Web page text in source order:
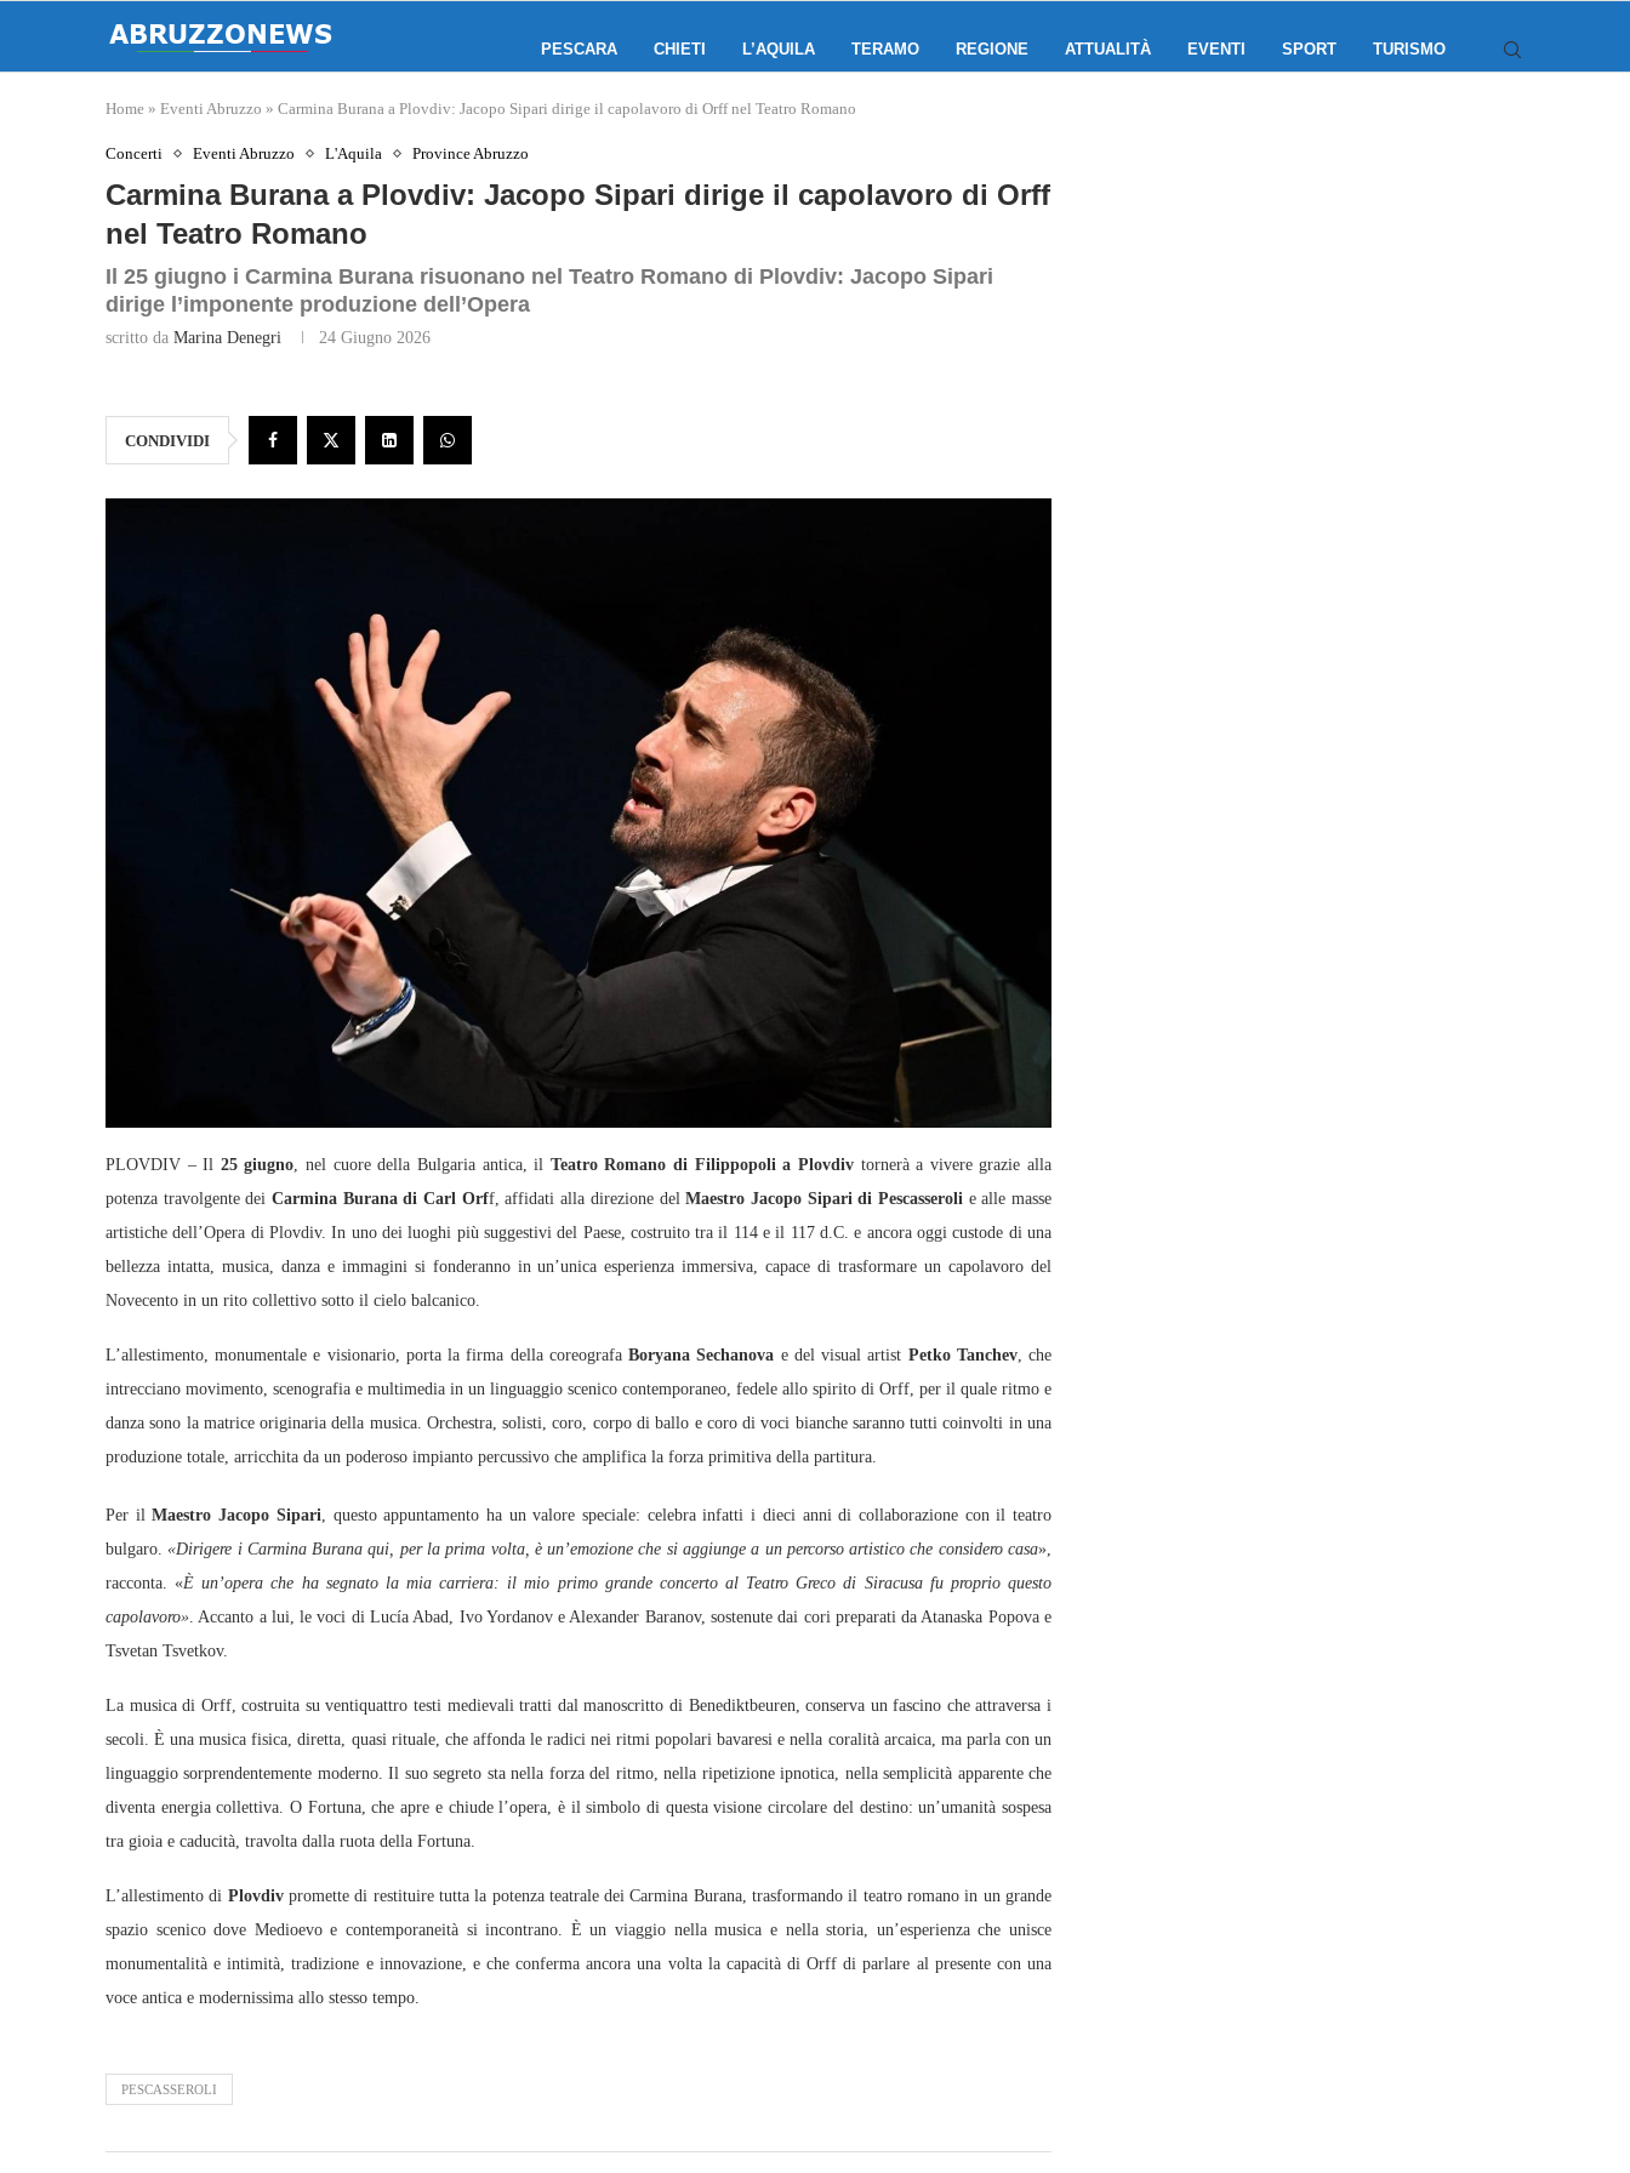
PESCARA CHIETI L’AQUILA TERAMO REGIONE ATTUALITÀ EVENTI SPORT TURISMO
Home » Eventi Abruzzo » Carmina Burana a Plovdiv: Jacopo Sipari dirige il capolavoro di Orff nel Teatro Romano
Concerti Eventi Abruzzo L'Aquila Province Abruzzo
Carmina Burana a Plovdiv: Jacopo Sipari dirige il capolavoro di Orff
nel Teatro Romano
Il 25 giugno i Carmina Burana risuonano nel Teatro Romano di Plovdiv: Jacopo Sipari
dirige l’imponente produzione dell’Opera
scritto da Marina Denegri 24 Giugno 2026
CONDIVIDI
PLOVDIV – Il 25 giugno, nel cuore della Bulgaria antica, il Teatro Romano di Filippopoli a Plovdivtornerà a vivere grazie alla
potenza travolgente deiCarmina Burana di Carl Orff, affidati alla direzione delMaestro Jacopo Sipari di Pescasserolie alle masse
artistiche dell’Opera di Plovdiv. In uno dei luoghi più suggestivi del Paese, costruito tra il 114 e il 117 d.C. e ancora oggi custode di una
bellezza intatta, musica, danza e immagini si fonderanno in un’unica esperienza immersiva, capace di trasformare un capolavoro del
Novecento in un rito collettivo sotto il cielo balcanico.
L’allestimento, monumentale e visionario, porta la firma della coreografaBoryana Sechanova e del visual artist Petko Tanchev, che
intrecciano movimento, scenografia e multimedia in un linguaggio scenico contemporaneo, fedele allo spirito di Orff, per il quale ritmo e
danza sono la matrice originaria della musica. Orchestra, solisti, coro, corpo di ballo e coro di voci bianche saranno tutti coinvolti in una
produzione totale, arricchita da un poderoso impianto percussivo che amplifica la forza primitiva della partitura.
Per ilMaestro Jacopo Sipari, questo appuntamento ha un valore speciale: celebra infatti i dieci anni di collaborazione con il teatro
bulgaro.«Dirigere i Carmina Burana qui, per la prima volta, è un’emozione che si aggiunge a un percorso artistico che considero casa»,
racconta. «È un’opera che ha segnato la mia carriera: il mio primo grande concerto al Teatro Greco di Siracusa fu proprio questo
capolavoro». Accanto a lui, le voci di Lucía Abad, Ivo Yordanov e Alexander Baranov, sostenute dai cori preparati da Atanaska Popova e
Tsvetan Tsvetkov.
La musica di Orff, costruita su ventiquattro testi medievali tratti dal manoscritto di Benediktbeuren, conserva un fascino che attraversa i
secoli. È una musica fisica, diretta, quasi rituale, che affonda le radici nei ritmi popolari bavaresi e nella coralità arcaica, ma parla con un
linguaggio sorprendentemente moderno. Il suo segreto sta nella forza del ritmo, nella ripetizione ipnotica, nella semplicità apparente che
diventa energia collettiva. O Fortuna, che apre e chiude l’opera, è il simbolo di questa visione circolare del destino: un’umanità sospesa
tra gioia e caducità, travolta dalla ruota della Fortuna.
L’allestimento di Plovdivpromette di restituire tutta la potenza teatrale dei Carmina Burana, trasformando il teatro romano in un grande
spazio scenico dove Medioevo e contemporaneità si incontrano. È un viaggio nella musica e nella storia, un’esperienza che unisce
monumentalità e intimità, tradizione e innovazione, e che conferma ancora una volta la capacità di Orff di parlare al presente con una
voce antica e modernissima allo stesso tempo.
PESCASSEROLI